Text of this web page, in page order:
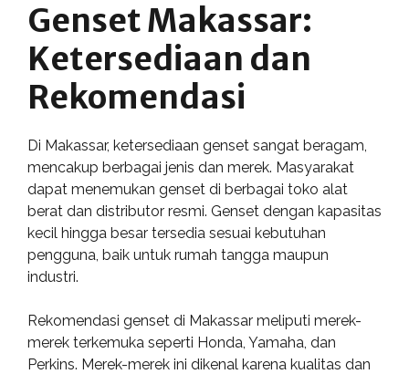
Genset Makassar:
Ketersediaan dan
Rekomendasi
Di Makassar, ketersediaan genset sangat beragam,
mencakup berbagai jenis dan merek. Masyarakat
dapat menemukan genset di berbagai toko alat
berat dan distributor resmi. Genset dengan kapasitas
kecil hingga besar tersedia sesuai kebutuhan
pengguna, baik untuk rumah tangga maupun
industri.
Rekomendasi genset di Makassar meliputi merek-
merek terkemuka seperti Honda, Yamaha, dan
Perkins. Merek-merek ini dikenal karena kualitas dan